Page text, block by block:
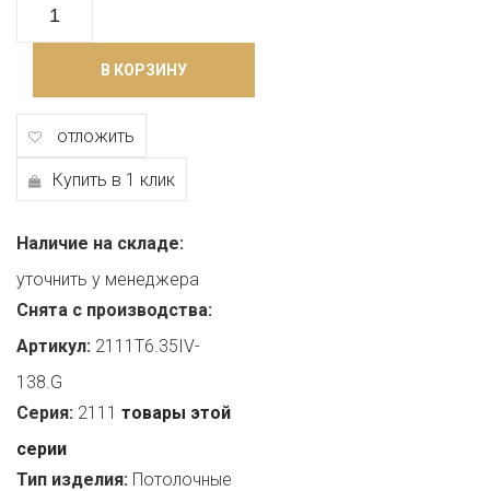
В КОРЗИНУ
отложить
Купить в 1 клик
Наличие на складе:
уточнить у менеджера
Снята с производства:
Артикул: 2111T6.35IV-
138.G
Серия: 2111 товары этой
серии
Тип изделия: Потолочные